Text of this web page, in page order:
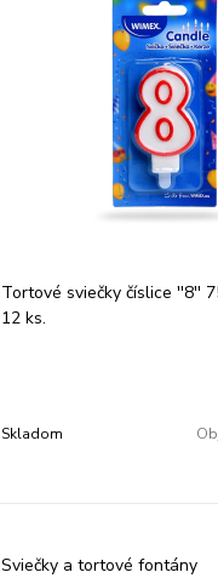
Tortové sviečky číslice ''8''
12 ks.
Skladom
Sviečky a tortové fontány